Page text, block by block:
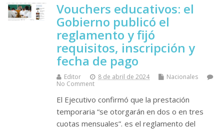
Vouchers educativos: el
Gobierno publicó el
reglamento y fijó
requisitos, inscripción y
fecha de pago
Editor 8 de abril de 2024
Nacionales
No Comment
El Ejecutivo confirmó que la prestación
temporaria “se otorgarán en dos o en tres
cuotas mensuales”. es el reglamento del